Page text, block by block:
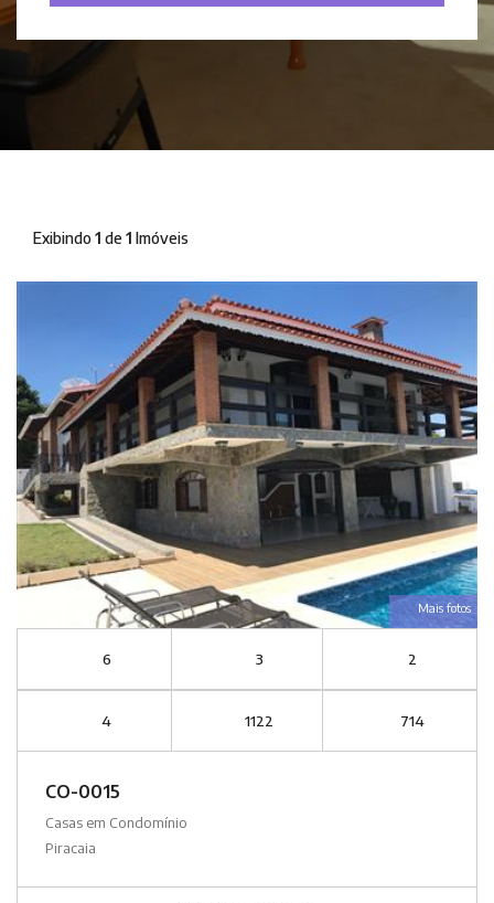
Exibindo 1 de1 Imóveis
Mais fotos
6 3 2
4 1122 714
CO-0015
Casas em Condomínio
Piracaia